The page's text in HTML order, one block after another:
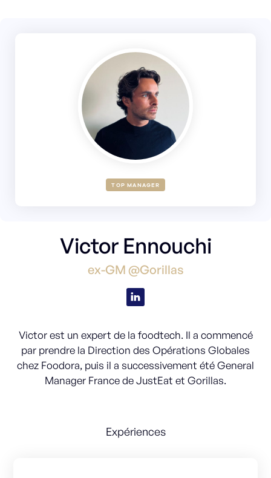
TOP MANAGER
Victor Ennouchi
ex-GM @Gorillas
Victor est un expert de la foodtech. Il a commencé
par prendre la Direction des Opérations Globales
chez Foodora, puis il a successivement été General
Manager France de JustEat et Gorillas.
Expériences